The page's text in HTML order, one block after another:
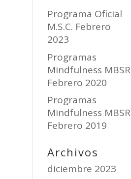
Programa Oficial
M.S.C. Febrero
2023
Programas
Mindfulness MBSR
Febrero 2020
Programas
Mindfulness MBSR
Febrero 2019
Archivos
diciembre 2023